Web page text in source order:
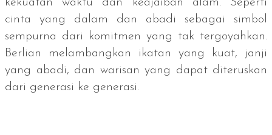
cinta yang dalam dan abadi sebagai simbol
sempurna dari komitmen yang tak tergoyahkan.
Berlian melambangkan ikatan yang kuat, janji
yang abadi, dan warisan yang dapat diteruskan
dari generasi ke generasi.